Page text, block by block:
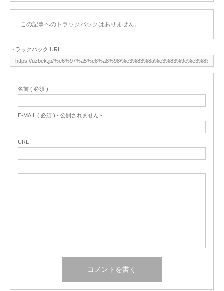
この記事へのトラックバックはありません。
トラックバック URL
名前 ( 必須 )
E-MAIL ( 必須 ) - 公開されません -
URL